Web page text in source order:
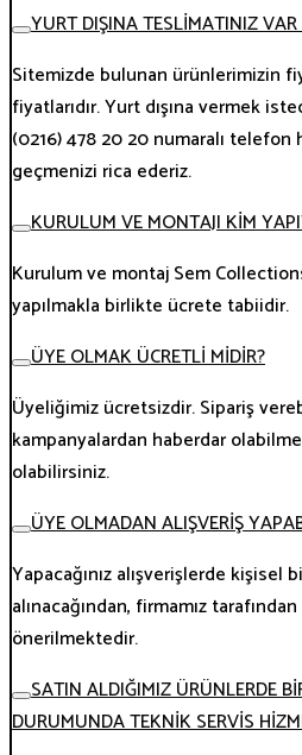
YURT DIŞINA TESLİMATINIZ
Sitemizde bulunan ürünlerimizin
fiyatlarıdır. Yurt dışına vermek
(0216) 478 20 20 numaralı
geçmenizi rica ederiz.
KURULUM VE MONTAJI KİM
Kurulum ve montaj Sem
yapılmakla birlikte ücrete tabiidir.
ÜYE OLMAK ÜCRETLİ MİDİR?
Üyeliğimiz ücretsizdir. Sipariş
kampanyalardan haberdar
olabilirsiniz.
ÜYE OLMADAN ALIŞVERİŞ
Yapacağınız alışverişlerde kişisel
alınacağından, firmamız
önerilmektedir.
SATIN ALDIĞIMIZ ÜRÜNLERDE
DURUMUNDA TEKNİK SERVİS